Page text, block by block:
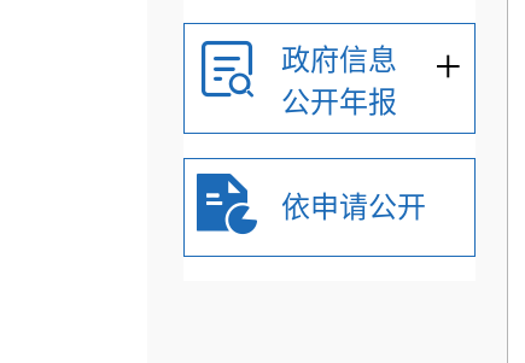
政府信息
公开年报
+
依申请公开